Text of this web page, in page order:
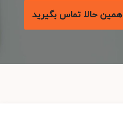
همین حالا تماس بگیرید